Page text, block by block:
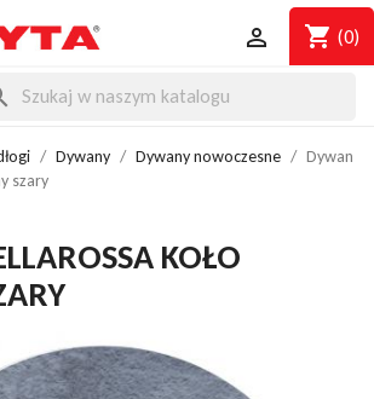
shopping_cart (0)

Dywany Dywany nowoczesne
Dywan
szary
KOŁO